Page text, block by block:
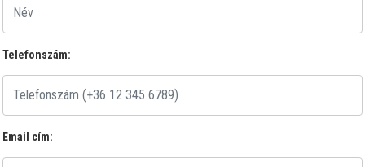
Telefonszám:
Email cím: